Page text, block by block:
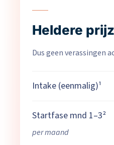
Heldere
Dus geen verassingen
Intake (eenmalig)¹
Startfase mnd 1–3²
per maand